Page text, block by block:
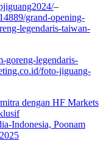
–
grand-opening-
legendaris-taiwan-
goreng-legendaris-
foto-jiguang-
dengan HF Markets
Indonesia, Poonam